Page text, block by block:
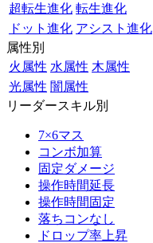
超転生進化 転生進化
ドット進化 アシスト進化
属性別
火属性 水属性 木属性
光属性 闇属性
リーダースキル別
7×6マス
コンボ加算
固定ダメージ
操作時間延長
操作時間固定
落ちコンなし
ドロップ率上昇